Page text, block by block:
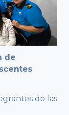
de
de las